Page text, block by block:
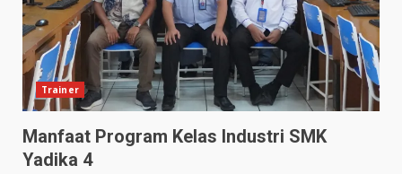
Trainer
Manfaat Program Kelas Industri SMK
Yadika 4